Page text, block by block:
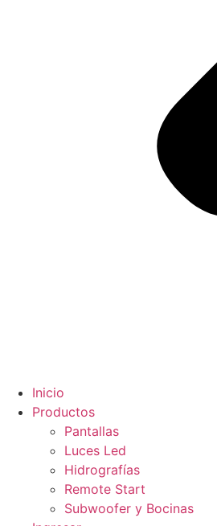
Inicio
Productos
Pantallas
Luces Led
Hidrografías
Remote Start
Subwoofer y Bocinas